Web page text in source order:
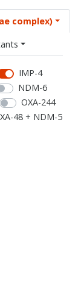
complex)
IMP-4
NDM-6
OXA-244
48 + NDM-5